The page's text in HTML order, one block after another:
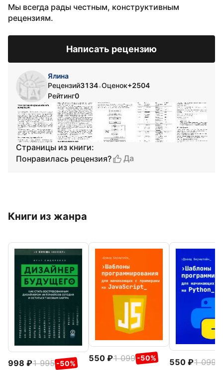
Мы всегда рады честным, конструктивным
рецензиям.
Написать рецензию
Ялина
Рецензий3134•Оценок+2504
Рейтинг0
Страницы из книги:
Понравилась рецензия?
Да
Книги из жанра
998 1 995 -50%
550 1 099 -50% 550 1 099